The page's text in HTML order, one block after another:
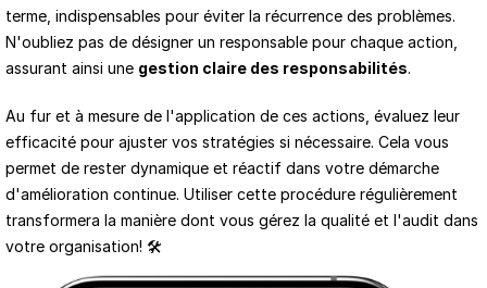
terme, indispensables pour éviter la récurrence des problèmes.
N'oubliez pas de désigner un responsable pour chaque action,
assurant ainsi une gestion claire des responsabilités.
Au fur et à mesure de l'application de ces actions, évaluez leur
efficacité pour ajuster vos stratégies si nécessaire. Cela vous
permet de rester dynamique et réactif dans votre démarche
d'amélioration continue. Utiliser cette procédure régulièrement
transformera la manière dont vous gérez la qualité et l'audit dans
votre organisation! 🛠️